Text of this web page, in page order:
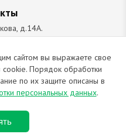
д.14А.
92-55
Валерьевич
от 25.02.2009
материалов
сайтом вы выражаете свое
Порядок обработки
по их защите описаны в
персональных данных.